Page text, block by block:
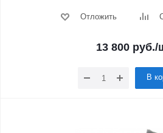
Отложить
13 800руб./
В